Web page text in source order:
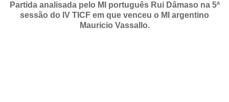
Partida analisada pelo MI português Rui Dâmaso na 5ª
sessão do IV TICF em que venceu o MI argentino
Mauricio Vassallo.